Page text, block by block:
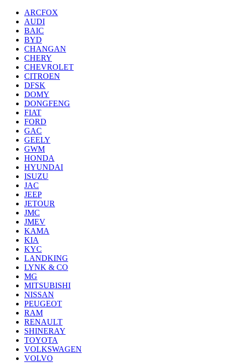
ARCFOX
AUDI
BAIC
BYD
CHANGAN
CHERY
CHEVROLET
CITROEN
DFSK
DOMY
DONGFENG
FIAT
FORD
GAC
GEELY
GWM
HONDA
HYUNDAI
ISUZU
JAC
JEEP
JETOUR
JMC
JMEV
KAMA
KIA
KYC
LANDKING
LYNK & CO
MG
MITSUBISHI
NISSAN
PEUGEOT
RAM
RENAULT
SHINERAY
TOYOTA
VOLKSWAGEN
VOLVO